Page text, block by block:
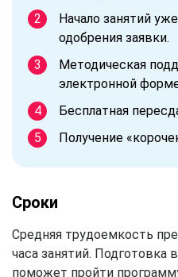
Начало занятий
одобрения заявки.
Методическая
электронной
Бесплатная
Получение
Сроки
Средняя трудоемкость
часа занятий. Подготовка
поможет пройти